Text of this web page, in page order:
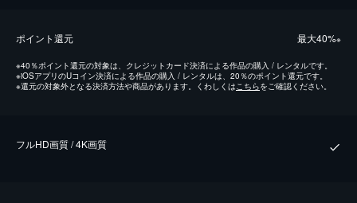
ポイント還元 最⼤40%※
※40％ポイント還元の対象は、クレジットカード決済による作品の購入 / レンタルです。
※iOSアプリのUコイン決済による作品の購入 / レンタルは、20％のポイント還元です。
※還元の対象外となる決済方法や商品があります。くわしくはこちらをご確認ください。
フルHD画質 / 4K画質